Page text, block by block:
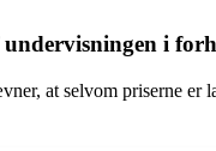
i
at selvom priserne er